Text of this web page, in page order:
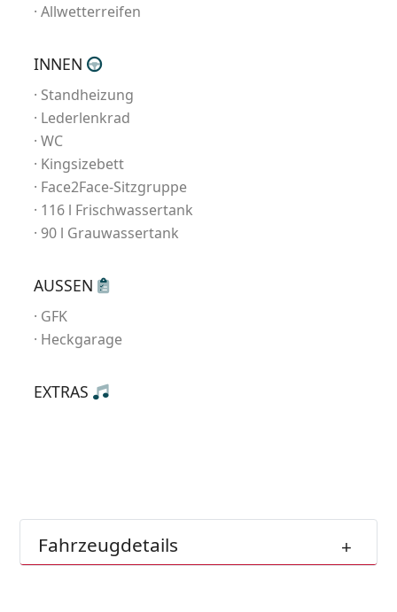
Allwetterreifen
INNEN
Standheizung
Lederlenkrad
WC
Kingsizebett
Face2Face-Sitzgruppe
116 l Frischwassertank
90 l Grauwassertank
AUSSEN
GFK
Heckgarage
EXTRAS
Fahrzeugdetails